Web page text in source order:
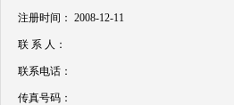
注册时间： 2008-12-11
联 系 人：
联系电话：
传真号码：